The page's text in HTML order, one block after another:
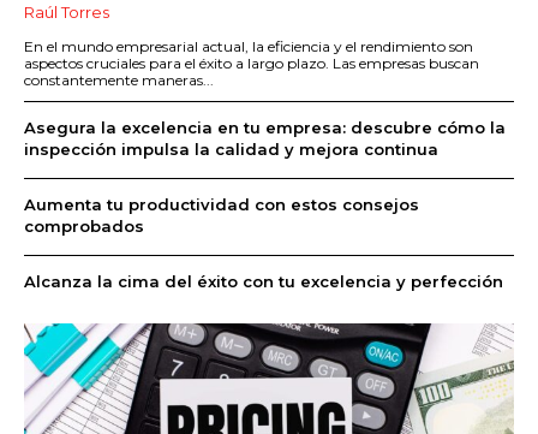
Raúl Torres
En el mundo empresarial actual, la eficiencia y el rendimiento son
aspectos cruciales para el éxito a largo plazo. Las empresas buscan
constantemente maneras...
Asegura la excelencia en tu empresa: descubre cómo la
inspección impulsa la calidad y mejora continua
Aumenta tu productividad con estos consejos
comprobados
Alcanza la cima del éxito con tu excelencia y perfección